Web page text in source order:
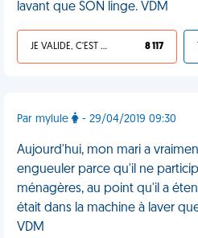
lavant que SON linge. VDM
JE VALIDE, C'EST UNE VDM 8 117
Par mylule - 29/04/2019 09:30
Aujourd'hui, mon mari a
engueuler parce qu'il ne
ménagères, au point qu'il a
était dans la machine à laver
VDM